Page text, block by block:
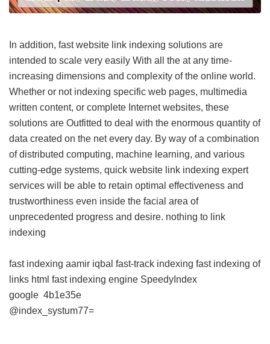
In addition, fast website link indexing solutions are
intended to scale very easily With all the at any time-
increasing dimensions and complexity of the online world.
Whether or not indexing specific web pages, multimedia
written content, or complete Internet websites, these
solutions are Outfitted to deal with the enormous quantity of
data created on the net every day. By way of a combination
of distributed computing, machine learning, and various
cutting-edge systems, quick website link indexing expert
services will be able to retain optimal effectiveness and
trustworthiness even inside the facial area of
unprecedented progress and desire. nothing to link
indexing
fast indexing aamir iqbal fast-track indexing fast indexing of
links html fast indexing engine SpeedyIndex
google 4b1e35e
@index_systum77=